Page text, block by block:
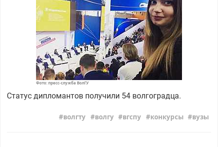
Фото: пресс-служба ВолГУ
Статус дипломантов получили 54 волгоградца.
волгту волгу вгспу конкурсы вузы